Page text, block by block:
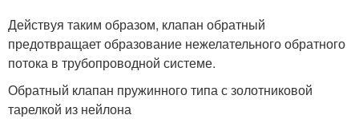
Действуя таким образом, клапан обратный
предотвращает образование нежелательного обратного
потока в трубопроводной системе.
Обратный клапан пружинного типа с золотниковой
тарелкой из нейлона